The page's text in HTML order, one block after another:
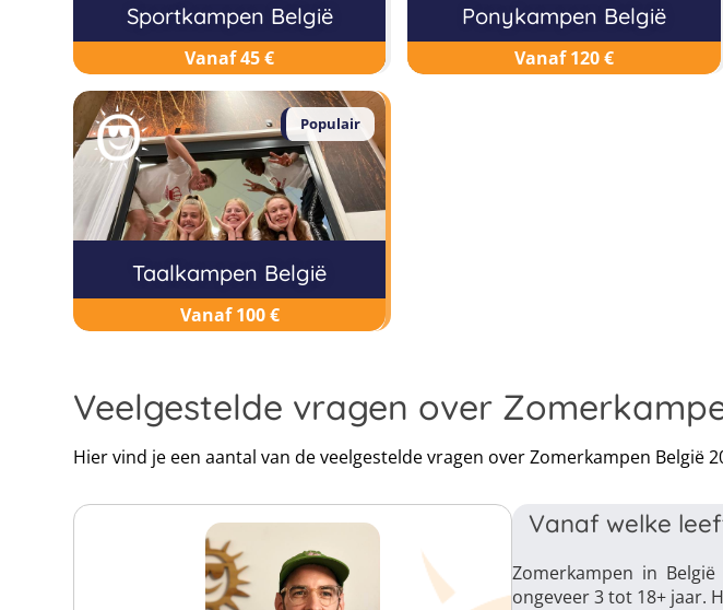
Sportkampen België
Vanaf 45 €
Ponykampen België
Vanaf 120 €
Populair
Taalkampen België
Vanaf 100 €
Veelgestelde vragen over
Hier vind je een aantal van de veelgestelde vragen over Zomerkampen
Vanaf welke
Zomerkampen in
ongeveer 3 tot 18+ jaar.